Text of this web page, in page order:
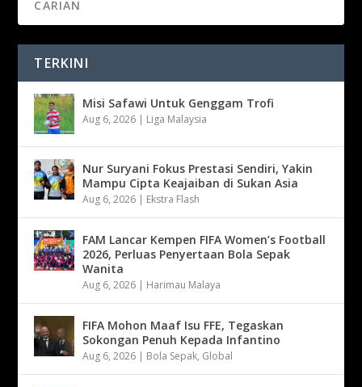
TERKINI
Misi Safawi Untuk Genggam Trofi
Aug 6, 2026 | Liga Malaysia
Nur Suryani Fokus Prestasi Sendiri, Yakin
Mampu Cipta Keajaiban di Sukan Asia
Aug 6, 2026 | Ekstra Flash
FAM Lancar Kempen FIFA Women’s Football
2026, Perluas Penyertaan Bola Sepak
Wanita
Aug 6, 2026 | Harimau Malaya
FIFA Mohon Maaf Isu FFE, Tegaskan
Sokongan Penuh Kepada Infantino
Aug 6, 2026 | Bola Sepak, Global